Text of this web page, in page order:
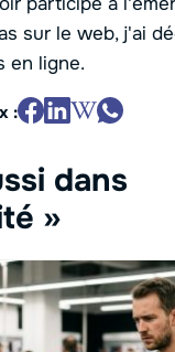
sur le web, j'ai
en ligne.
:
dans
»